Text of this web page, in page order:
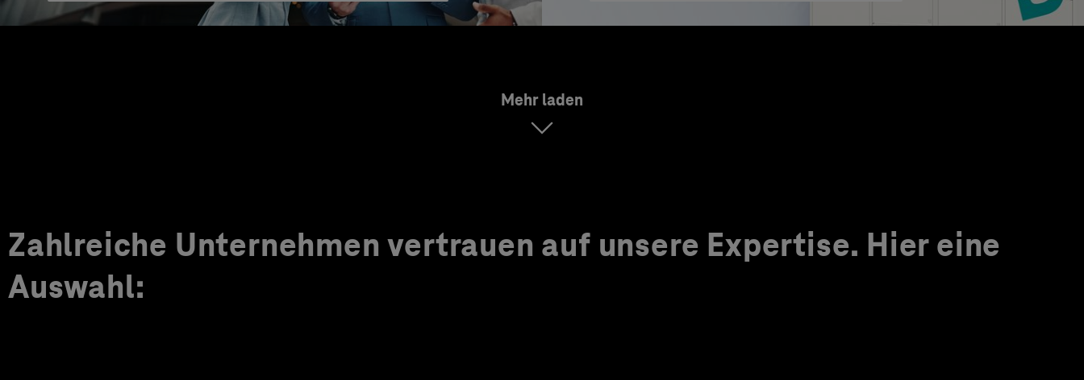
Mehr laden
Zahlreiche Unternehmen vertrauen auf unsere Expertise. Hier eine
Auswahl: